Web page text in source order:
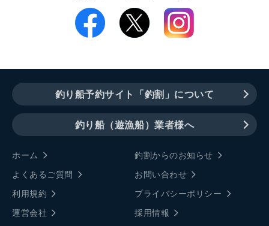
釣り船予約サイト「釣割」について
釣り船（遊漁船）業者様へ
ホーム
釣割からのお知らせ
よくあるご質問
お問い合わせ
利用規約
プライバシーポリシー
運営会社
採用情報